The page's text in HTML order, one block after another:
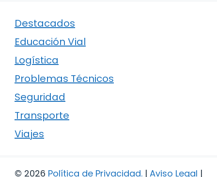
Destacados
Educación Vial
Logística
Problemas Técnicos
Seguridad
Transporte
Viajes
© 2026 Política de Privacidad. | Aviso Legal |